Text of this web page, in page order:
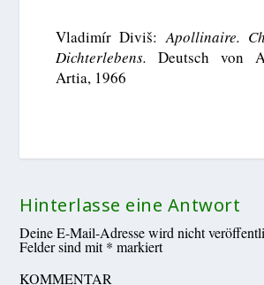
Vladimír Diviš:Apollinaire.
Dichterlebens. Deutsch von
Artia, 1966
Hinterlasse eine Antwort
Deine E-Mail-Adresse wird nicht
Felder sind mit* markiert
KOMMENTAR